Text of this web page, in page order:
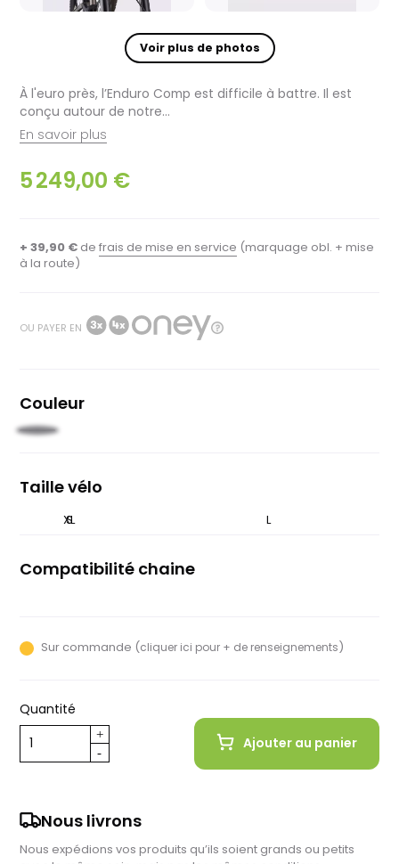
Voir plus de photos
À l'euro près, l’Enduro Comp est difficile à battre. Il est
conçu autour de notre…
En savoir plus
5 249,00 €
+ 39,90 €de frais de mise en service (marquage obl. + mise
à la route)
OU PAYER EN
Couleur
Vert
Taille vélo
S L
XL
Compatibilité chaine
Sur commande (cliquer ici pour + de renseignements)
Quantité
Ajouter au panier
Nous livrons
Nous expédions vos produits qu’ils soient grands ou petits